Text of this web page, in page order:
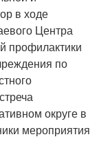
в ходе
Центра
профилактики
по
округе в
мероприятия